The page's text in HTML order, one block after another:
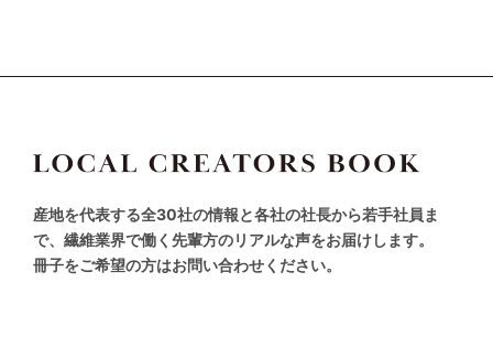
産地を代表する全30社の情報と各社の社長から若手社員ま
で、繊維業界で働く先輩方のリアルな声をお届けします。
冊子をご希望の方はお問い合わせください。